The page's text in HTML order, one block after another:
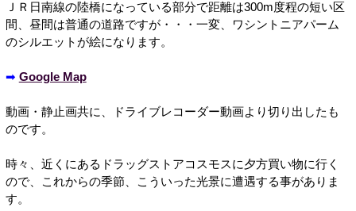
ＪＲ日南線の陸橋になっている部分で距離は300m度程の短い区
間、昼間は普通の道路ですが・・・一変、ワシントニアパーム
のシルエットが絵になります。
➡ Google Map
動画・静止画共に、ドライブレコーダー動画より切り出したも
のです。
時々、近くにあるドラッグストアコスモスに夕方買い物に行く
ので、これからの季節、こういった光景に遭遇する事がありま
す。